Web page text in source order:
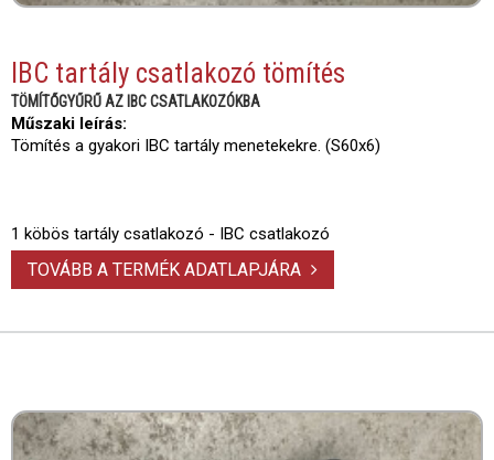
IBC tartály csatlakozó tömítés
TÖMÍTŐGYŰRŰ AZ IBC CSATLAKOZÓKBA
Műszaki leírás:
Tömítés a gyakori IBC tartály menetekekre. (S60x6)
1 köbös tartály csatlakozó - IBC csatlakozó
TOVÁBB A TERMÉK ADATLAPJÁRA